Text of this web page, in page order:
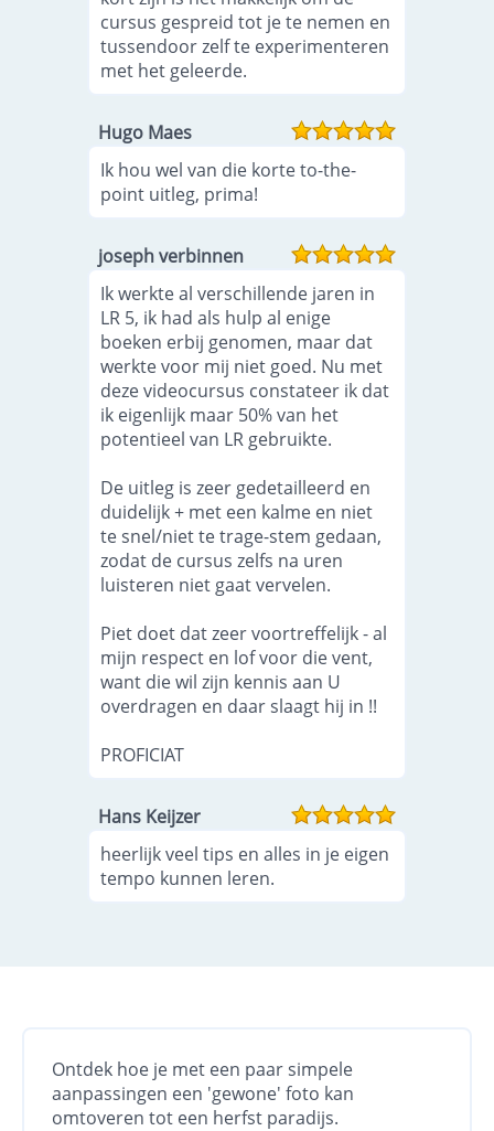
cursus gespreid tot je te nemen en
tussendoor zelf te experimenteren
met het geleerde.
Hugo Maes
Ik hou wel van die korte to-the-
point uitleg, prima!
joseph verbinnen
Ik werkte al verschillende jaren in
LR 5, ik had als hulp al enige
boeken erbij genomen, maar dat
werkte voor mij niet goed. Nu met
deze videocursus constateer ik dat
ik eigenlijk maar 50% van het
potentieel van LR gebruikte.
De uitleg is zeer gedetailleerd en
duidelijk + met een kalme en niet
te snel/niet te trage-stem gedaan,
zodat de cursus zelfs na uren
luisteren niet gaat vervelen.
Piet doet dat zeer voortreffelijk - al
mijn respect en lof voor die vent,
want die wil zijn kennis aan U
overdragen en daar slaagt hij in !!
PROFICIAT
Hans Keijzer
heerlijk veel tips en alles in je eigen
tempo kunnen leren.
Ontdek hoe je met een paar simpele
aanpassingen een 'gewone' foto kan
omtoveren tot een herfst paradijs.